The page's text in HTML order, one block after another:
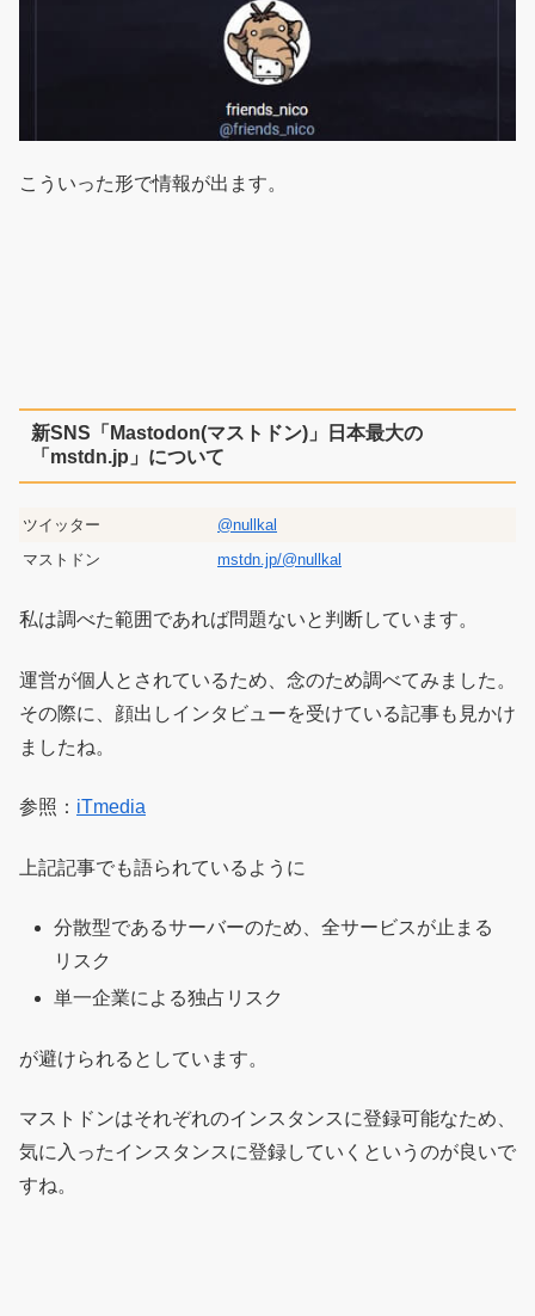
こういった形で情報が出ます。
新SNS「Mastodon(マストドン)」日本最大の
「mstdn.jp」について
ツイッター
@nullkal
マストドン
mstdn.jp/@nullkal
私は調べた範囲であれば問題ないと判断しています。
運営が個人とされているため、念のため調べてみました。
その際に、顔出しインタビューを受けている記事も見かけ
ましたね。
参照： iTmedia
上記記事でも語られているように
分散型であるサーバーのため、全サービスが止まる
リスク
単一企業による独占リスク
が避けられるとしています。
マストドンはそれぞれのインスタンスに登録可能なため、
気に入ったインスタンスに登録していくというのが良いで
すね。